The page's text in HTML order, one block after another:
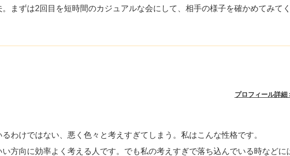
まずは2回目を短時間のカジュアルな会にして、相手の様子を確かめてみて
プロフィール詳細
わけではない、悪く色々と考えすぎてしまう。私はこんな性格です。
方向に効率よく考える人です。でも私の考えすぎで落ち込んでいる時などに